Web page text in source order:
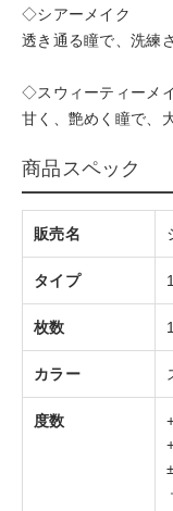
◇シアーメイク
透き通る瞳で、洗練
◇スウィーティーメ
甘く、艶めく瞳で、
商品スペック
販売名
タイプ
枚数
カラー
度数